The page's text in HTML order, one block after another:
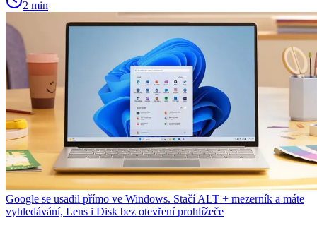
2 min
Google se usadil přímo ve Windows. Stačí ALT + mezerník a máte
vyhledávání, Lens i Disk bez otevření prohlížeče